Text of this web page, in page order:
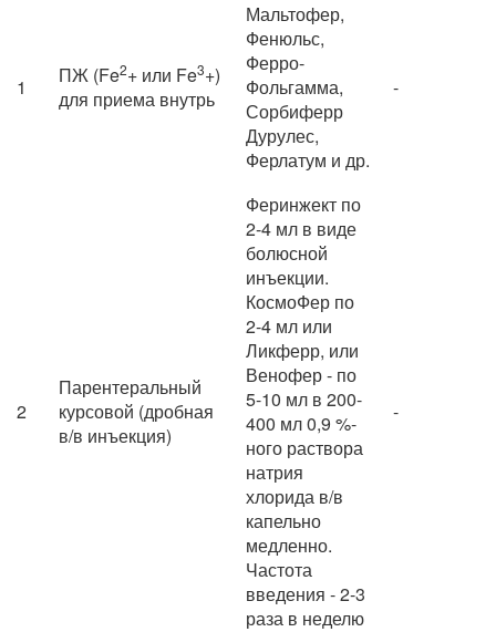
1 ПЖ (Fe2+ или Fe3+)
для приема внутрь
Мальтофер,
Фенюльс,
Ферро-
Фольгамма,
Сорбиферр
Дурулес,
Ферлатум и др.
-
2
Парентеральный
курсовой (дробная
в/в инъекция)
Феринжект по
2-4 мл в виде
болюсной
инъекции.
КосмоФер по
2-4 мл или
Ликферр, или
Венофер - по
5-10 мл в 200-
400 мл 0,9 %-
ного раствора
натрия
хлорида в/в
капельно
медленно.
Частота
введения - 2-3
раза в неделю
-